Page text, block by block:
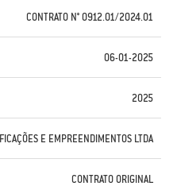
CONTRATO N° 0912.01/2024.01
06-01-2025
2025
E EMPREENDIMENTOS LTDA
CONTRATO ORIGINAL